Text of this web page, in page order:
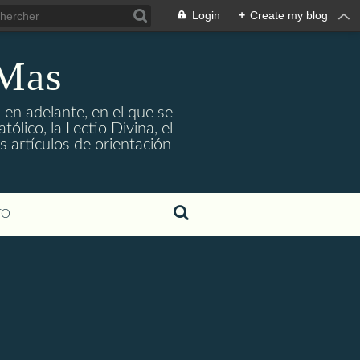
Login + Create my blog
adelante, en el que se
la Lectio Divina, el
artículos de orientación